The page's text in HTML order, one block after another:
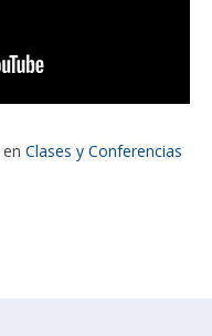
en Clases y Conferencias